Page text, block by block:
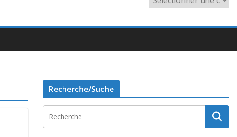
Recherche/Suche